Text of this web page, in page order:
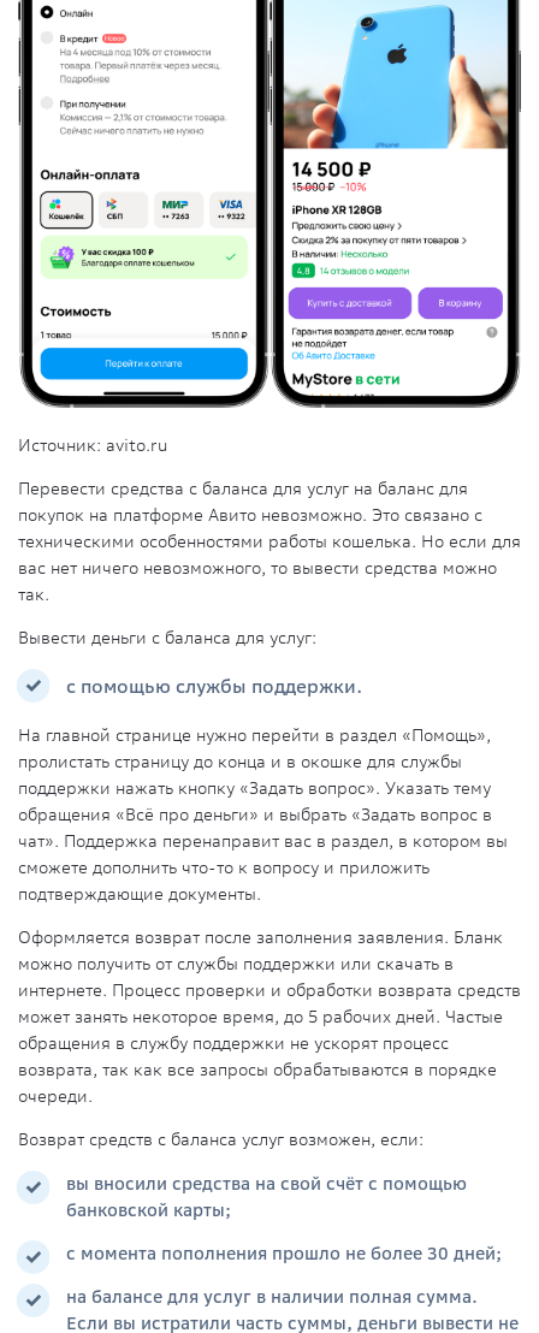
Источник: avito.ru
Перевести средства с баланса для услуг на баланс для
покупок на платформе Авито невозможно. Это связано с
техническими особенностями работы кошелька. Но если для
вас нет ничего невозможного, то вывести средства можно
так.
Вывести деньги с баланса для услуг:
с помощью службы поддержки.
На главной странице нужно перейти в раздел «Помощь»,
пролистать страницу до конца и в окошке для службы
поддержки нажать кнопку «Задать вопрос». Указать тему
обращения «Всё про деньги» и выбрать «Задать вопрос в
чат». Поддержка перенаправит вас в раздел, в котором вы
сможете дополнить что-то к вопросу и приложить
подтверждающие документы.
Оформляется возврат после заполнения заявления. Бланк
можно получить от службы поддержки или скачать в
интернете. Процесс проверки и обработки возврата средств
может занять некоторое время, до 5 рабочих дней. Частые
обращения в службу поддержки не ускорят процесс
возврата, так как все запросы обрабатываются в порядке
очереди.
Возврат средств с баланса услуг возможен, если:
вы вносили средства на свой счёт с помощью
банковской карты;
с момента пополнения прошло не более 30 дней;
на балансе для услуг в наличии полная сумма.
Если вы истратили часть суммы, деньги вывести не